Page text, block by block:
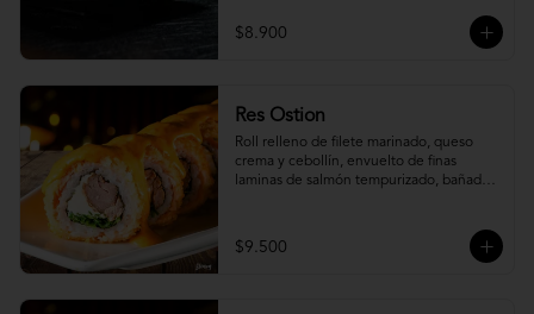
$8.900
Res Ostion
Roll relleno de filete marinado, queso
crema y cebollín, envuelto de finas
laminas de salmón tempurizado, bañada
$9.500